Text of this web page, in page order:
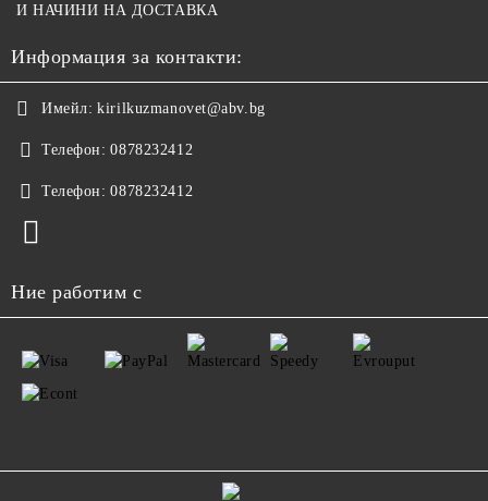
И НАЧИНИ НА ДОСТАВКА
Информация за контакти:
Имейл: kirilkuzmanovet@abv.bg
Телефон: 0878232412
Телефон: 0878232412
Ние работим с